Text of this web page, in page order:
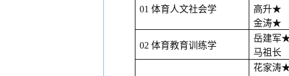
01 体育人文社会学
高升★
金涛★
02 体育教育训练学
岳建军
马祖长
花家涛